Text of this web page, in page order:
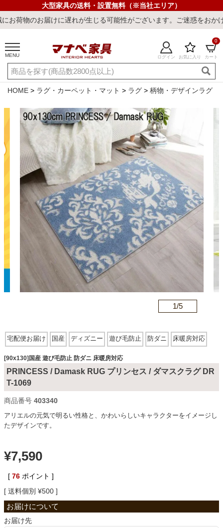
大型家具の送料・設置無料（※当社エリア）
に遅れが生じる可能性がございます。ご迷惑をおかけしまして誠
MENU ログイン お気に入り カート
0
ご利用ガイド 新規会員登録
店舗一覧 閲覧履歴
キーワード・商品番号で探す
最短発送 冷感ラグ 冷感寝具 ワークデスク ウィルトンラ
ソファ
ダイニングテーブル・セット
椅子・チェア
食器棚・キッチン収納
HOME ラグ・カーペット・マット ラグ 柄物・デザインラグ
1/5
宅配便お届け 国産 ディズニー 遊び毛防止 防ダニ 床暖房対応
[90x130]国産 遊び毛防止 防ダニ 床暖房対応
PRINCESS / Damask RUG プリンセス / ダマスクラグ DR
T-1069
商品番号 403340
アリエルの元気で明るい性格と、かわいらしいキャラクターをイメージし
たデザインです。
¥7,590
[ 76 ポイント ]
送料個別 ¥500
お届け先